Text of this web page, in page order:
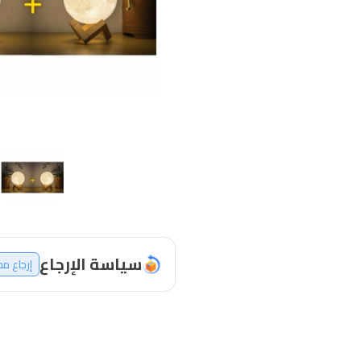
سياسة الإرجاع إرجاع